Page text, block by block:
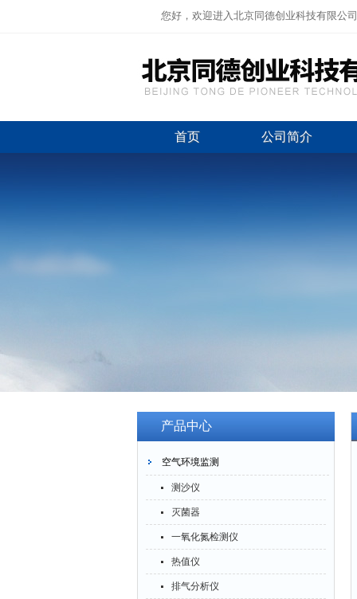
您好，欢迎进入北京同德创业科技有限公司
首页 公司简介
产品中心
空气环境监测
测沙仪
灭菌器
一氧化氮检测仪
热值仪
排气分析仪